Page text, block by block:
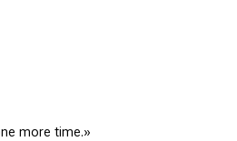
more time.»